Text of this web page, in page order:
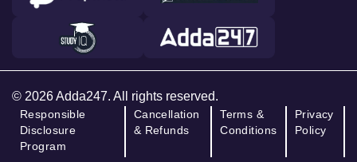
© 2026 Adda247. All rights reserved.
Responsible
Disclosure
Program
Cancellation
& Refunds
Terms &
Conditions
Privacy
Policy